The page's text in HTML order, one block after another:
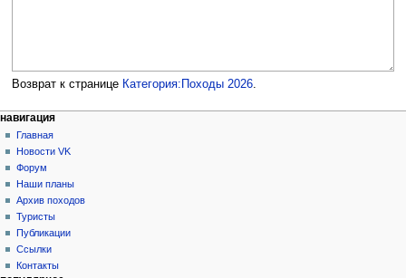
Возврат к странице Категория:Походы 2026.
Н
а
в
и
а
ц
и
действия на странице
категория
обсуждение
читать
просмотр
кода
история
персональные инструменты
создать
учётную
запись
войти
навигация
Главная
Новости VK
Форум
Наши планы
Архив походов
Туристы
Публикации
Ссылки
Контакты